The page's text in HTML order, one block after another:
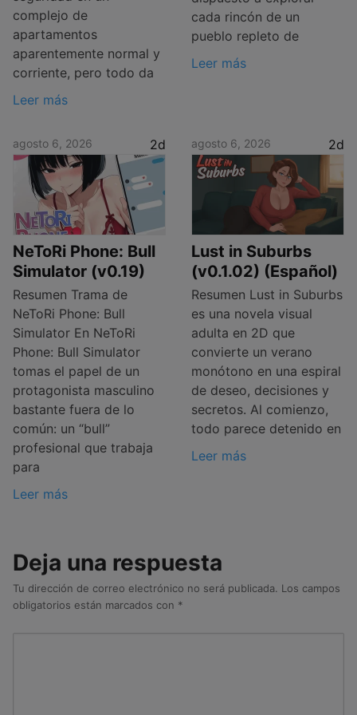
complejo de
apartamentos
aparentemente normal y
corriente, pero todo da
Leer más
cada rincón de un
pueblo repleto de
Leer más
agosto 6, 2026 2d
NeToRi Phone: Bull
Simulator (v0.19)
Resumen Trama de
NeToRi Phone: Bull
Simulator En NeToRi
Phone: Bull Simulator
tomas el papel de un
protagonista masculino
bastante fuera de lo
común: un “bull”
profesional que trabaja
para
Leer más
agosto 6, 2026 2d
Lust in Suburbs
(v0.1.02) (Español)
Resumen Lust in Suburbs
es una novela visual
adulta en 2D que
convierte un verano
monótono en una espiral
de deseo, decisiones y
secretos. Al comienzo,
todo parece detenido en
Leer más
Deja una respuesta
Tu dirección de correo electrónico no será publicada. Los campos
obligatorios están marcados con *